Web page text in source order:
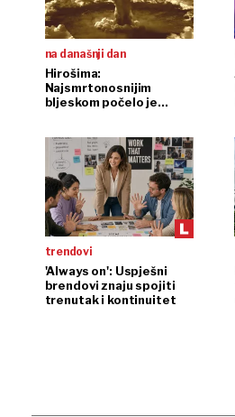
na današnji dan
Hirošima:
Najsmrtonosnijim
bljeskom počelo je
trendovi
'Always on': Uspješni
brendovi znaju spojiti
trenutak i kontinuitet